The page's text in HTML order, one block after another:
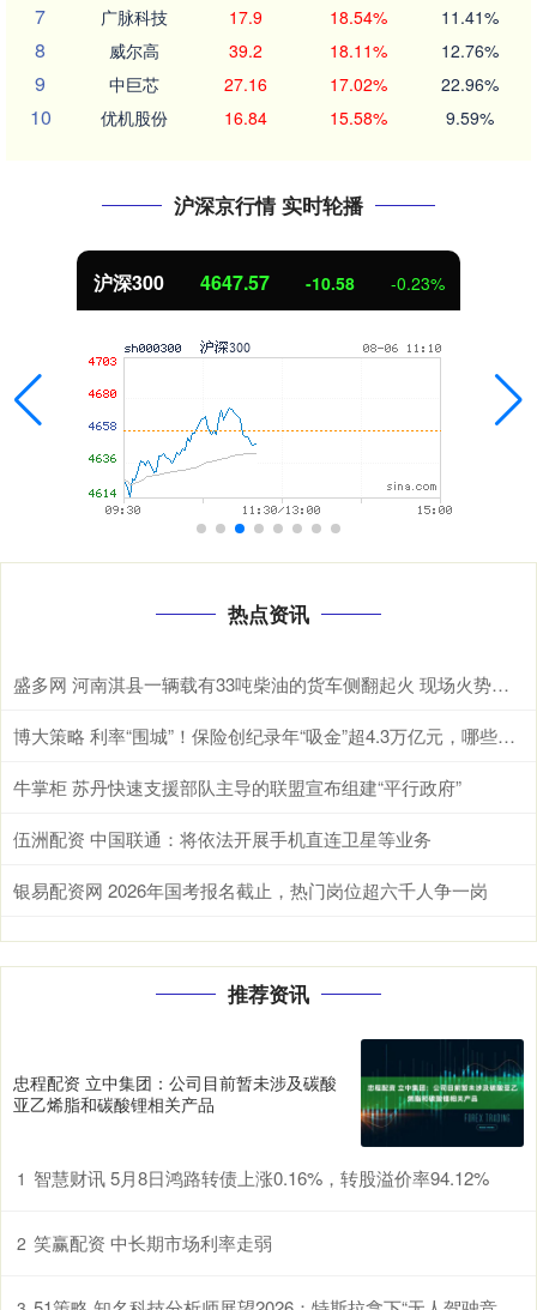
7 广脉科技 17.9 18.54% 11.41%
8 威尔高 39.2 18.11% 12.76%
9 中巨芯 27.16 17.02% 22.96%
10 优机股份 16.84 15.58% 9.59%
沪深京行情 实时轮播
北证50 1119.00 -0.46
热点资讯
盛多网 河南淇县一辆载有33吨柴油的货车侧翻起火 现场火势汹汹冒出大量浓烟
博大策略 利率“围城”！保险创纪录年“吸金”超4.3万亿元，哪些险种最“吸金”？
牛掌柜 苏丹快速支援部队主导的联盟宣布组建“平行政府”
伍洲配资 中国联通：将依法开展手机直连卫星等业务
银易配资网 2026年国考报名截止，热门岗位超六千人争一岗
推荐资讯
忠程配资 立中集团：公司目前暂未涉及碳酸
亚乙烯脂和碳酸锂相关产品
1 智慧财讯 5月8日鸿路转债上涨0.16%，转股溢价率94.12%
2 笑赢配资 中长期市场利率走弱